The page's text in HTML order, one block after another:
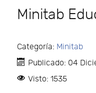
Minitab
Categoría: Minitab
Publicado: 04
Visto: 1535